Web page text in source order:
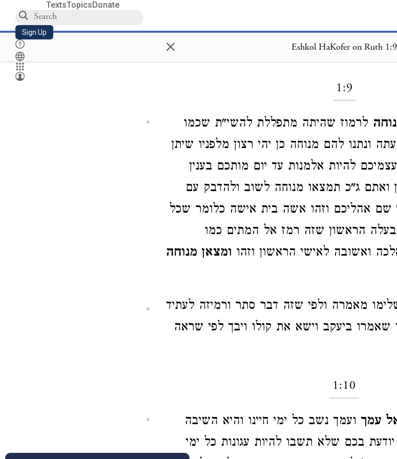
TextsTopicsDonate
Sign Up × Eshkol HaKofer on Ruth 1:9
1:9
לרמוז שהיתה מתפללת להשי"ת שכמו
ונתנו להם מנוחה כן יהי רצון מלפניו שיתן
להיות אלמנות עד יום מותכם בענין
ואתם ג"כ תמצאו מנוחה לשוב ולהדבק עם
אהליכם וזהו אשה בית אישה כלומר שכל
הראשון שזה רמז אל המתים כמו
ואשובה לאישי הראשון וזהו ומצאן מנוחה
מאמרה ולפי שזה דבר סתר ורמיזה לעתיד
שאמרו ביעקב וישא את קולו ויבך לפי שראה
1:10
עמך ועמך נשב כל ימי חיינו והיא השיבה
יודעת בכם שלא תשבו להיות עגונות כל ימי